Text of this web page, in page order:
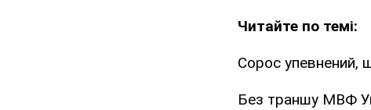
Читайте по темі:
Сорос упевнений,
Без траншу МВФ